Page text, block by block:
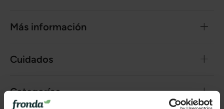
Más información
Cuidados
Categorías